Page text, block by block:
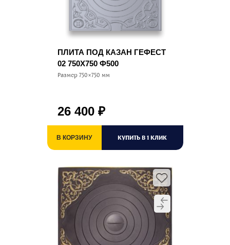
ПЛИТА ПОД КАЗАН ГЕФЕСТ
02 750Х750 Ф500
Размер 750×750 мм
26 400 ₽
В КОРЗИНУ КУПИТЬ В 1 КЛИК